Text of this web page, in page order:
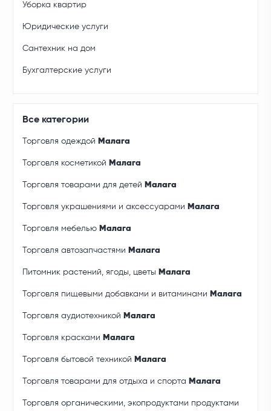
Уборка квартир
Юридические услуги
Сантехник на дом
Бухгалтерские услуги
Все категории
Торговля одеждой Малага
Торговля косметикой Малага
Торговля товарами для детей Малага
Торговля украшениями и аксессуарами Малага
Торговля мебелью Малага
Торговля автозапчастями Малага
Питомник растений, ягоды, цветы Малага
Торговля пищевыми добавками и витаминами Малага
Торговля аудиотехникой Малага
Торговля красками Малага
Торговля бытовой техникой Малага
Торговля товарами для отдыха и спорта Малага
Торговля органическими, экопродуктами продуктами